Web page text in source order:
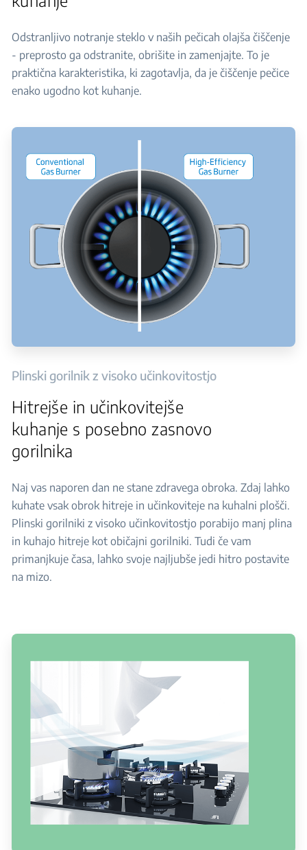
Odstranljivo notranje steklo v naših pečicah olajša čiščenje
- preprosto ga odstranite, obrišite in zamenjajte. To je
praktična karakteristika, ki zagotavlja, da je čiščenje pečice
enako ugodno kot kuhanje.
Plinski gorilnik z visoko učinkovitostjo
Hitrejše in učinkovitejše
kuhanje s posebno zasnovo
gorilnika
Naj vas naporen dan ne stane zdravega obroka. Zdaj lahko
kuhate vsak obrok hitreje in učinkoviteje na kuhalni plošči.
Plinski gorilniki z visoko učinkovitostjo porabijo manj plina
in kuhajo hitreje kot običajni gorilniki. Tudi če vam
primanjkuje časa, lahko svoje najljubše jedi hitro postavite
na mizo.